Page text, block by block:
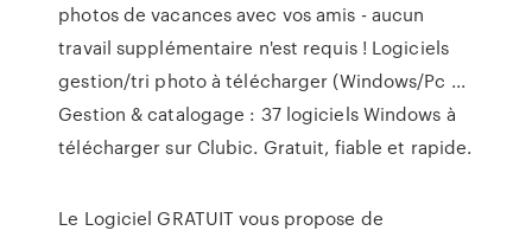
photos de vacances avec vos amis - aucun
travail supplémentaire n'est requis ! Logiciels
gestion/tri photo à télécharger (Windows/Pc ...
Gestion & catalogage : 37 logiciels Windows à
télécharger sur Clubic. Gratuit, fiable et rapide.
Le Logiciel GRATUIT vous propose de